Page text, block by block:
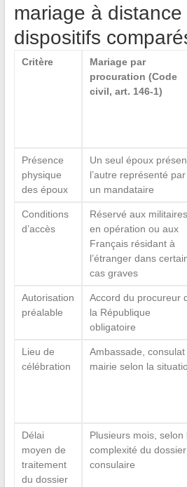
mariage à distance
dispositifs
Critère
Mariage par
procuration (Code
civil, art. 146-1)
Présence
physique
des époux
Un seul époux
l’autre représenté par
un mandataire
Conditions
d’accès
Réservé aux militaires
en opération ou aux
Français résidant à
l’étranger dans
cas graves
Autorisation
préalable
Accord du procureur
la République
obligatoire
Lieu de
célébration
Ambassade, consulat
mairie selon la
Délai
moyen de
traitement
du dossier
Plusieurs mois, selon
complexité du dossier
consulaire